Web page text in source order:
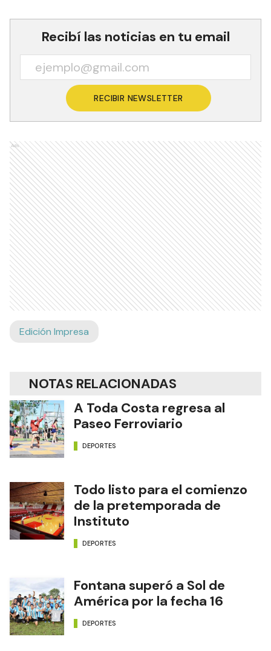
Recibí las noticias en tu email
RECIBIR NEWSLETTER
Ads
Edición Impresa
NOTAS RELACIONADAS
A Toda Costa regresa al
Paseo Ferroviario
DEPORTES
Todo listo para el comienzo
de la pretemporada de
Instituto
DEPORTES
Fontana superó a Sol de
América por la fecha 16
DEPORTES